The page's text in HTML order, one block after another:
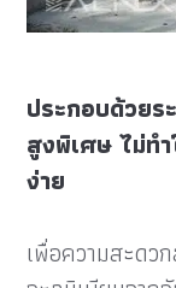
ประกอบด้วยร
สูงพิเศษ ไม่ท
ง่าย
เพื่อความสะดว